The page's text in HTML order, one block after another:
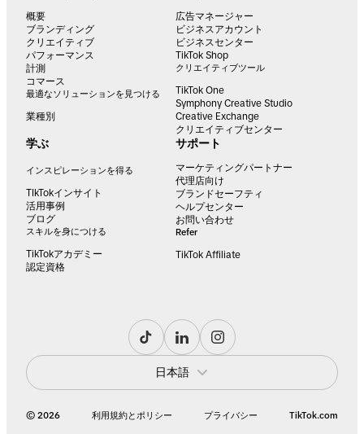
概要
ブランディング
クリエイティブ
パフォーマンス
計測
コマース
最適なソリューションを見つける
業種別
広告マネージャー
ビジネスアカウント
ビジネスセンター
TikTok Shop
クリエイティブツール
TikTok One
Symphony Creative Studio
Creative Exchange
クリエイティブセンター
学ぶ
インスピレーションを得る
TIkTokインサイト
活用事例
ブログ
スキルを身につける
TikTokアカデミー
認定資格
サポート
マーケティングパートナー
代理店向け
ブランドセーフティ
ヘルプセンター
お問い合わせ
Refer
TikTok Affiliate
日本語
© 2026 利用規約とポリシー プライバシー TikTok.com